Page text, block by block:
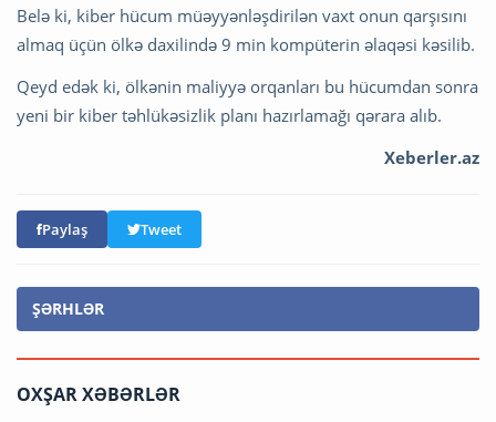
Belə ki, kiber hücum müəyyənləşdirilən vaxt onun qarşısını
almaq üçün ölkə daxilində 9 min kompüterin əlaqəsi kəsilib.
Qeyd edək ki, ölkənin maliyyə orqanları bu hücumdan sonra
yeni bir kiber təhlükəsizlik planı hazırlamağı qərara alıb.
Xeberler.az
Paylaş Tweet
ŞƏRHLƏR
OXŞAR XƏBƏRLƏR